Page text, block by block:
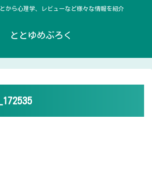
から心理学、レビューなど様々な情報を紹介
ととゆめぶろく